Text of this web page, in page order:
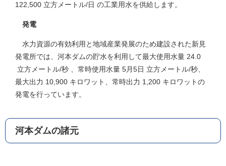
122,500 立方メートル/日 の工業用水を供給します。
発電
水力資源の有効利用と地域産業発展のため建設された新見
発電所では、河本ダムの貯水を利用して最大使用水量 24.0
立方メートル/秒 、常時使用水量 5月5日 立方メートル/秒、
最大出力 10,900 キロワット、常時出力 1,200 キロワットの
発電を行っています。
河本ダムの諸元